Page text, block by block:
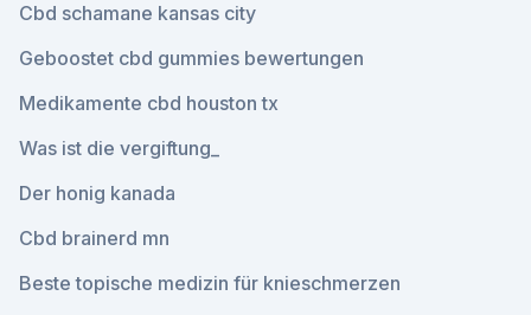
Cbd schamane kansas city
Geboostet cbd gummies bewertungen
Medikamente cbd houston tx
Was ist die vergiftung_
Der honig kanada
Cbd brainerd mn
Beste topische medizin für knieschmerzen